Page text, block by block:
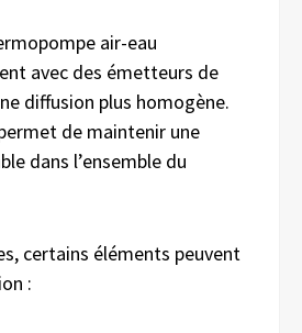
air-eau
avec des émetteurs de
diffusion plus homogène.
de maintenir une
dans l’ensemble du
certains éléments peuvent
: